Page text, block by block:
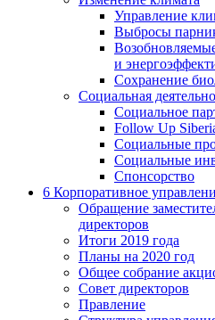
Управление
Выбросы
и
Сохранение
Социальная
Социальное
Follow Up
Социальные
Социальные
Спонсорство
6 Корпоративное
Обращение
директоров
Итоги 2019 года
Планы на 2020 год
Общее собрание
Совет директоров
Правление